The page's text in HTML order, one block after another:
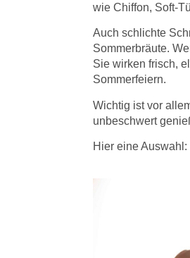
wie Chiffon, Soft-
Auch schlichte
Sommerbräute.
Sie wirken frisch,
Sommerfeiern.
Wichtig ist vor
unbeschwert
Hier eine Auswahl: